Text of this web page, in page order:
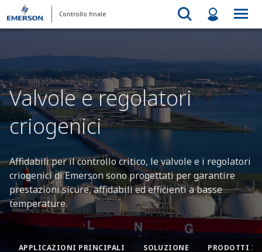
Controllo finale
Valvole e regolatori
criogenici
Affidabili per il controllo critico, le valvole e i regolatori
criogenici di Emerson sono progettati per garantire
prestazioni sicure, affidabili ed efficienti a basse
temperature.
APPLICAZIONI PRINCIPALI SOLUZIONE PRODOTTI